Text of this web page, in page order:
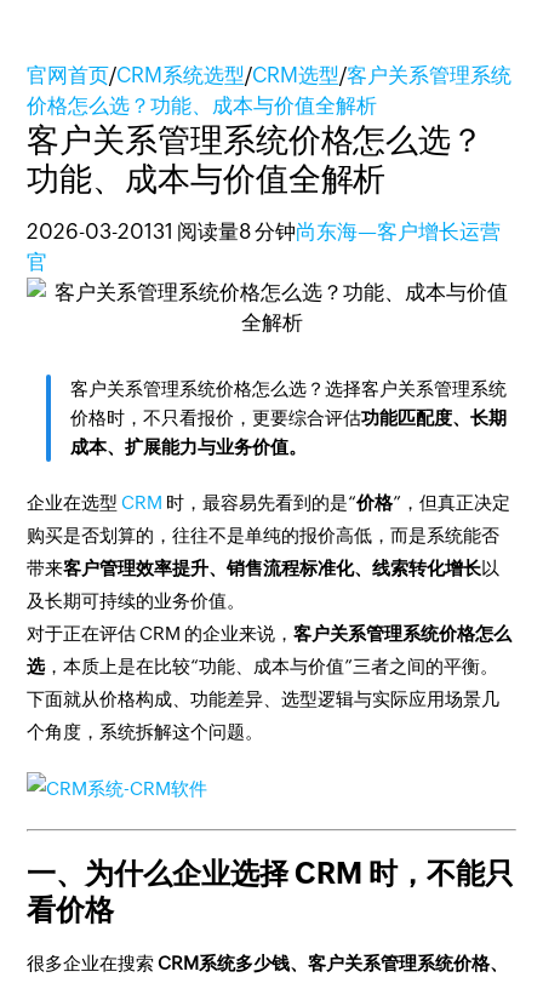
官网首页/CRM系统选型/CRM选型/客户关系管理系统
价格怎么选？功能、成本与价值全解析
客户关系管理系统价格怎么选？
功能、成本与价值全解析
2026-03-20131 阅读量8 分钟尚东海—客户增长运营
官
客户关系管理系统价格怎么选？选择客户关系管理系统
价格时，不只看报价，更要综合评估功能匹配度、长期
成本、扩展能力与业务价值。
企业在选型CRM 时，最容易先看到的是“价格”，但真正决定
购买是否划算的，往往不是单纯的报价高低，而是系统能否
带来客户管理效率提升、销售流程标准化、线索转化增长以
及长期可持续的业务价值。
对于正在评估 CRM 的企业来说，客户关系管理系统价格怎么
选，本质上是在比较“功能、成本与价值”三者之间的平衡。
下面就从价格构成、功能差异、选型逻辑与实际应用场景几
个角度，系统拆解这个问题。
一、为什么企业选择 CRM 时，不能只
看价格
很多企业在搜索CRM系统多少钱、客户关系管理系统价格、